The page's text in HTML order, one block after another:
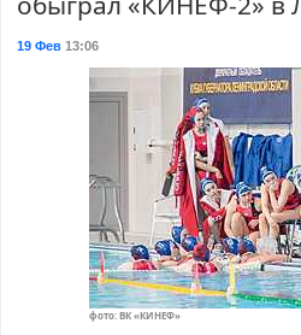
19 Фев13:06
фото: ВК «КИНЕФ»